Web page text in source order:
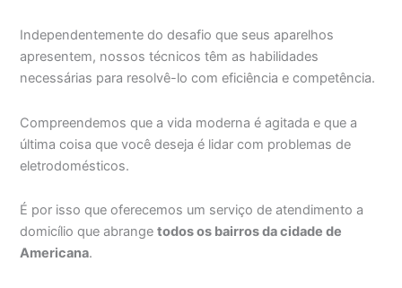
Independentemente do desafio que seus aparelhos
apresentem, nossos técnicos têm as habilidades
necessárias para resolvê-lo com eficiência e competência.
Compreendemos que a vida moderna é agitada e que a
última coisa que você deseja é lidar com problemas de
eletrodomésticos.
É por isso que oferecemos um serviço de atendimento a
domicílio que abrangetodos os bairros da cidade de
Americana.